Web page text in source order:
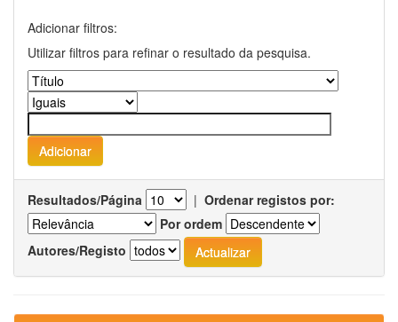
Adicionar filtros:
Utilizar filtros para refinar o resultado da pesquisa.
Resultados/Página | Ordenar registos por:
Por ordem
Autores/Registo